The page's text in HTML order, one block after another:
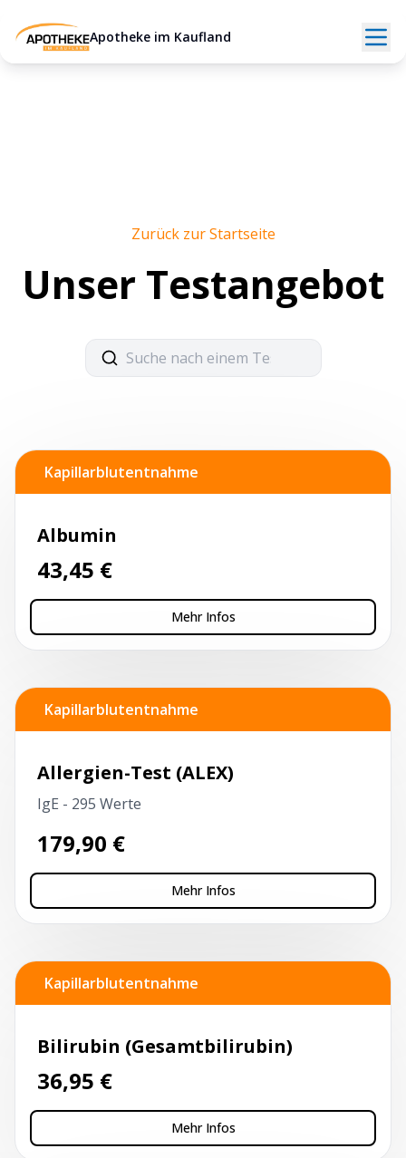
Apotheke im Kaufland
Zurück zur Startseite
Unser Testangebot
Suche nach einem Test
Kapillarblutentnahme
Albumin
43,45 €
Mehr Infos
Kapillarblutentnahme
Allergien-Test (ALEX)
IgE - 295 Werte
179,90 €
Mehr Infos
Kapillarblutentnahme
Bilirubin (Gesamtbilirubin)
36,95 €
Mehr Infos